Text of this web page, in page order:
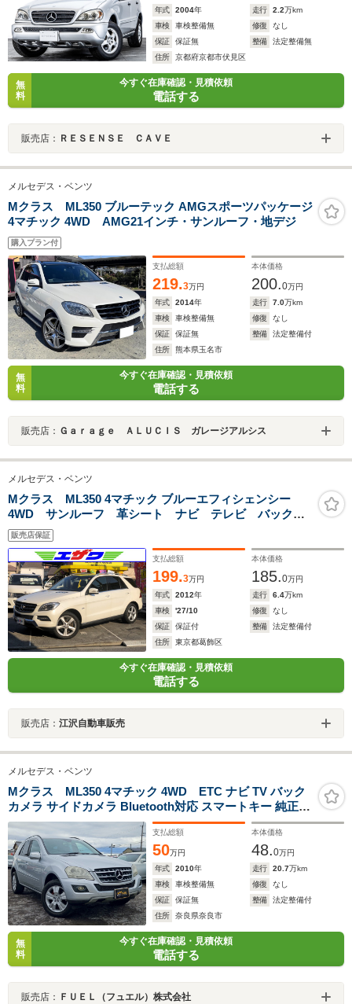
年式 2004年 走行 2.2万km
車検
車検整備無 修復
なし
保証
保証無 整備
法定整備無
住所
京都府京都市伏見区
無
料
今すぐ在庫確認・見積依頼
電話する
販売店： ＲＥＳＥＮＳＥ ＣＡＶＥ
メルセデス・ベンツ
Mクラス ML350 ブルーテック AMGスポーツパッケージ
4マチック 4WD AMG21インチ・サンルーフ・地デジ
購入プラン付
支払総額
219.3万円
本体価格
200.0万円
年式
2014年 走行 7.0万km
車検
車検整備無 修復
なし
保証
保証無 整備
法定整備付
住所
熊本県玉名市
無
料
今すぐ在庫確認・見積依頼
電話する
販売店： Ｇａｒａｇｅ ＡＬＵＣＩＳ ガレージアルシス
メルセデス・ベンツ
Mクラス ML350 4マチック ブルーエフィシェンシー
4WD サンルーフ 革シート ナビ テレビ バックカ
メラ 19インチアルミホイール パワーバックドア
販売店保証
支払総額
199.3万円
本体価格
185.0万円
年式
2012年 走行 6.4万km
車検
'27/10 修復
なし
保証
保証付 整備
法定整備付
住所
東京都葛飾区
今すぐ在庫確認・見積依頼
電話する
販売店： 江沢自動車販売
メルセデス・ベンツ
Mクラス ML350 4マチック 4WD ETC ナビ TV バック
カメラ サイドカメラ Bluetooth対応 スマートキー 純正ア
ルミホイール
支払総額
50万円
本体価格
48.0万円
年式
2010年 走行 20.7万km
車検
車検整備無 修復
なし
保証
保証無 整備
法定整備付
住所
奈良県奈良市
無
料
今すぐ在庫確認・見積依頼
電話する
販売店： ＦＵＥＬ（フュエル）株式会社